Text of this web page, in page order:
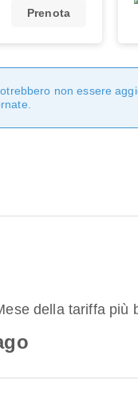
Prenota
non essere
della tariffa più